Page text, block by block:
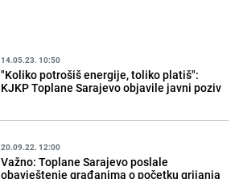
14.05.23. 10:50
"Koliko potrošiš energije, toliko platiš":
KJKP Toplane Sarajevo objavile javni poziv
20.09.22. 12:00
Važno: Toplane Sarajevo poslale
obavještenje građanima o početku grijanja